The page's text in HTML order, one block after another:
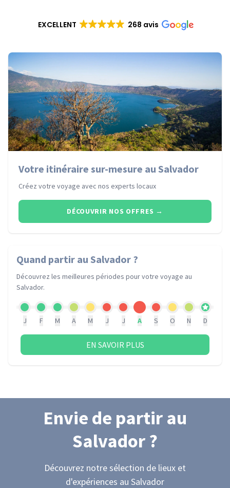
EXCELLENT 268 avis
Votre itinéraire sur-mesure au Salvador
Créez votre voyage avec nos experts locaux
DÉCOUVRIR NOS OFFRES →
Quand partir au Salvador ?
Découvrez les meilleures périodes pour votre voyage au
Salvador.
J F M A M J J A S O N D
EN SAVOIR PLUS
Envie de partir au
Salvador ?
Découvrez notre sélection de lieux et
d'expériences au Salvador